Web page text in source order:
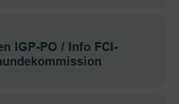
IGP-PO / Info FCI-